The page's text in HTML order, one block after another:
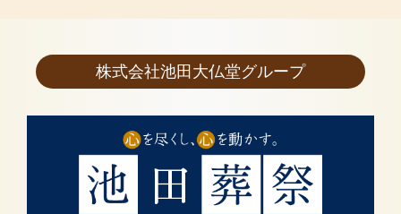
株式会社池田大仏堂グループ